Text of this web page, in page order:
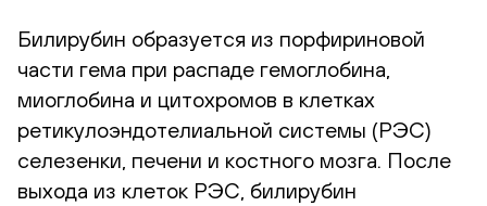
Билирубин образуется из порфириновой
части гема при распаде гемоглобина,
миоглобина и цитохромов в клетках
ретикулоэндотелиальной системы (РЭС)
селезенки, печени и костного мозга. После
выхода из клеток РЭС, билирубин